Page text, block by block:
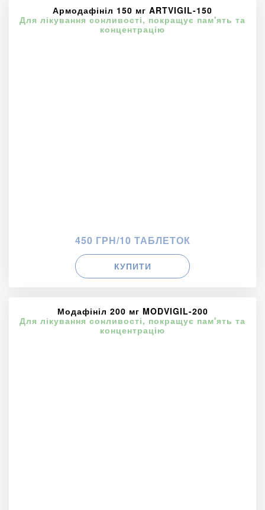
Армодафініл 150 мг ARTVIGIL-150
Для лікування сонливості, покращує пам'ять та
концентрацію
450 ГРН/10 ТАБЛЕТОК
КУПИТИ
Модафініл 200 мг MODVIGIL-200
Для лікування сонливості, покращує пам'ять та
концентрацію